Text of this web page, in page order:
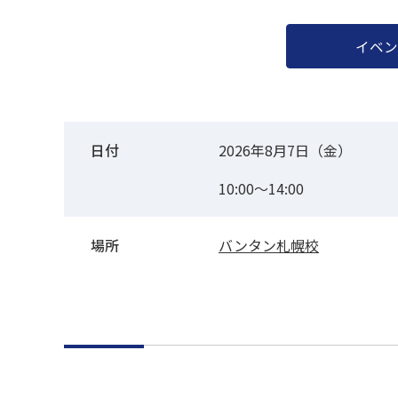
イベ
日付
2026年8月7日（金）
10:00～14:00
場所 バンタン札幌校